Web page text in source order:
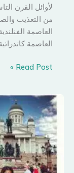
لأوائل القرن
من التعذيب
العاصمة
العاصمة
فرصة
سجن
فاخر
بفنلندا
!
Read Post »